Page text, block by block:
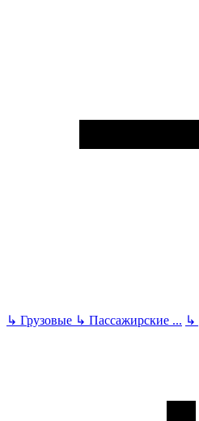
↳ Грузовые ↳ Пассажирские ... ↳